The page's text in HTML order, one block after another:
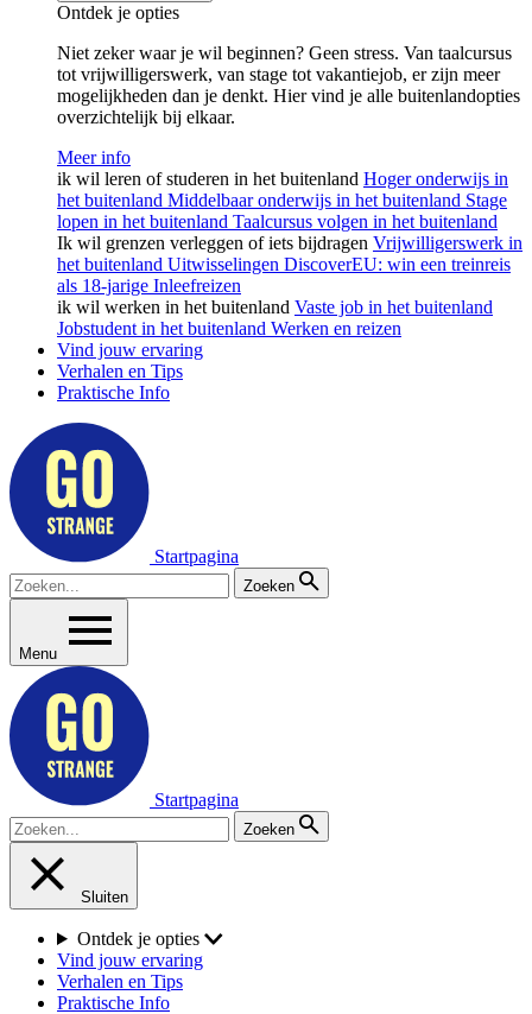
Ontdek je opties
Niet zeker waar je wil beginnen? Geen stress. Van taalcursus
tot vrijwilligerswerk, van stage tot vakantiejob, er zijn meer
mogelijkheden dan je denkt. Hier vind je alle buitenlandopties
overzichtelijk bij elkaar.
Meer info
ik wil leren of studeren in het buitenland Hoger onderwijs in
het buitenland Middelbaar onderwijs in het buitenland Stage
lopen in het buitenland Taalcursus volgen in het buitenland
Ik wil grenzen verleggen of iets bijdragen Vrijwilligerswerk in
het buitenland Uitwisselingen DiscoverEU: win een treinreis
als 18-jarige Inleefreizen
ik wil werken in het buitenland Vaste job in het buitenland
Jobstudent in het buitenland Werken en reizen
Vind jouw ervaring
Verhalen en Tips
Praktische Info
Startpagina
Zoeken
Menu
Startpagina
Zoeken
Sluiten
Ontdek je opties
Vind jouw ervaring
Verhalen en Tips
Praktische Info